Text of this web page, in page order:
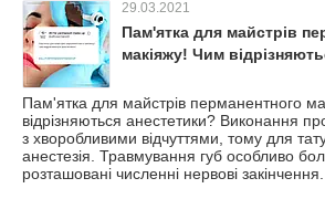
29.03.2021
Пам'ятка для майстрів
макіяжу! Чим
Пам'ятка для майстрів перманентного
відрізняються анестетики? Виконання
з хворобливими відчуттями, тому для
анестезія. Травмування губ особливо
розташовані численні нервові закінчення.